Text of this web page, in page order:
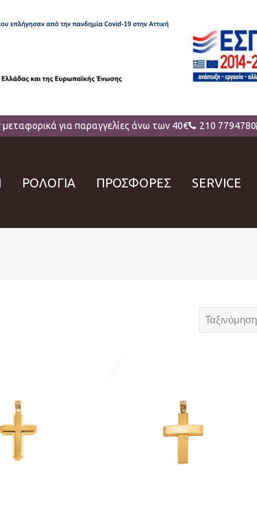
για παραγγελίες άνω των 40€ 210 7794780
ΡΟΛΟΓΙΑ ΠΡΟΣΦΟΡΕΣ SERVICE